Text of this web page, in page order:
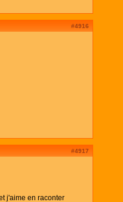
#4916
#4917
j'aime en raconter